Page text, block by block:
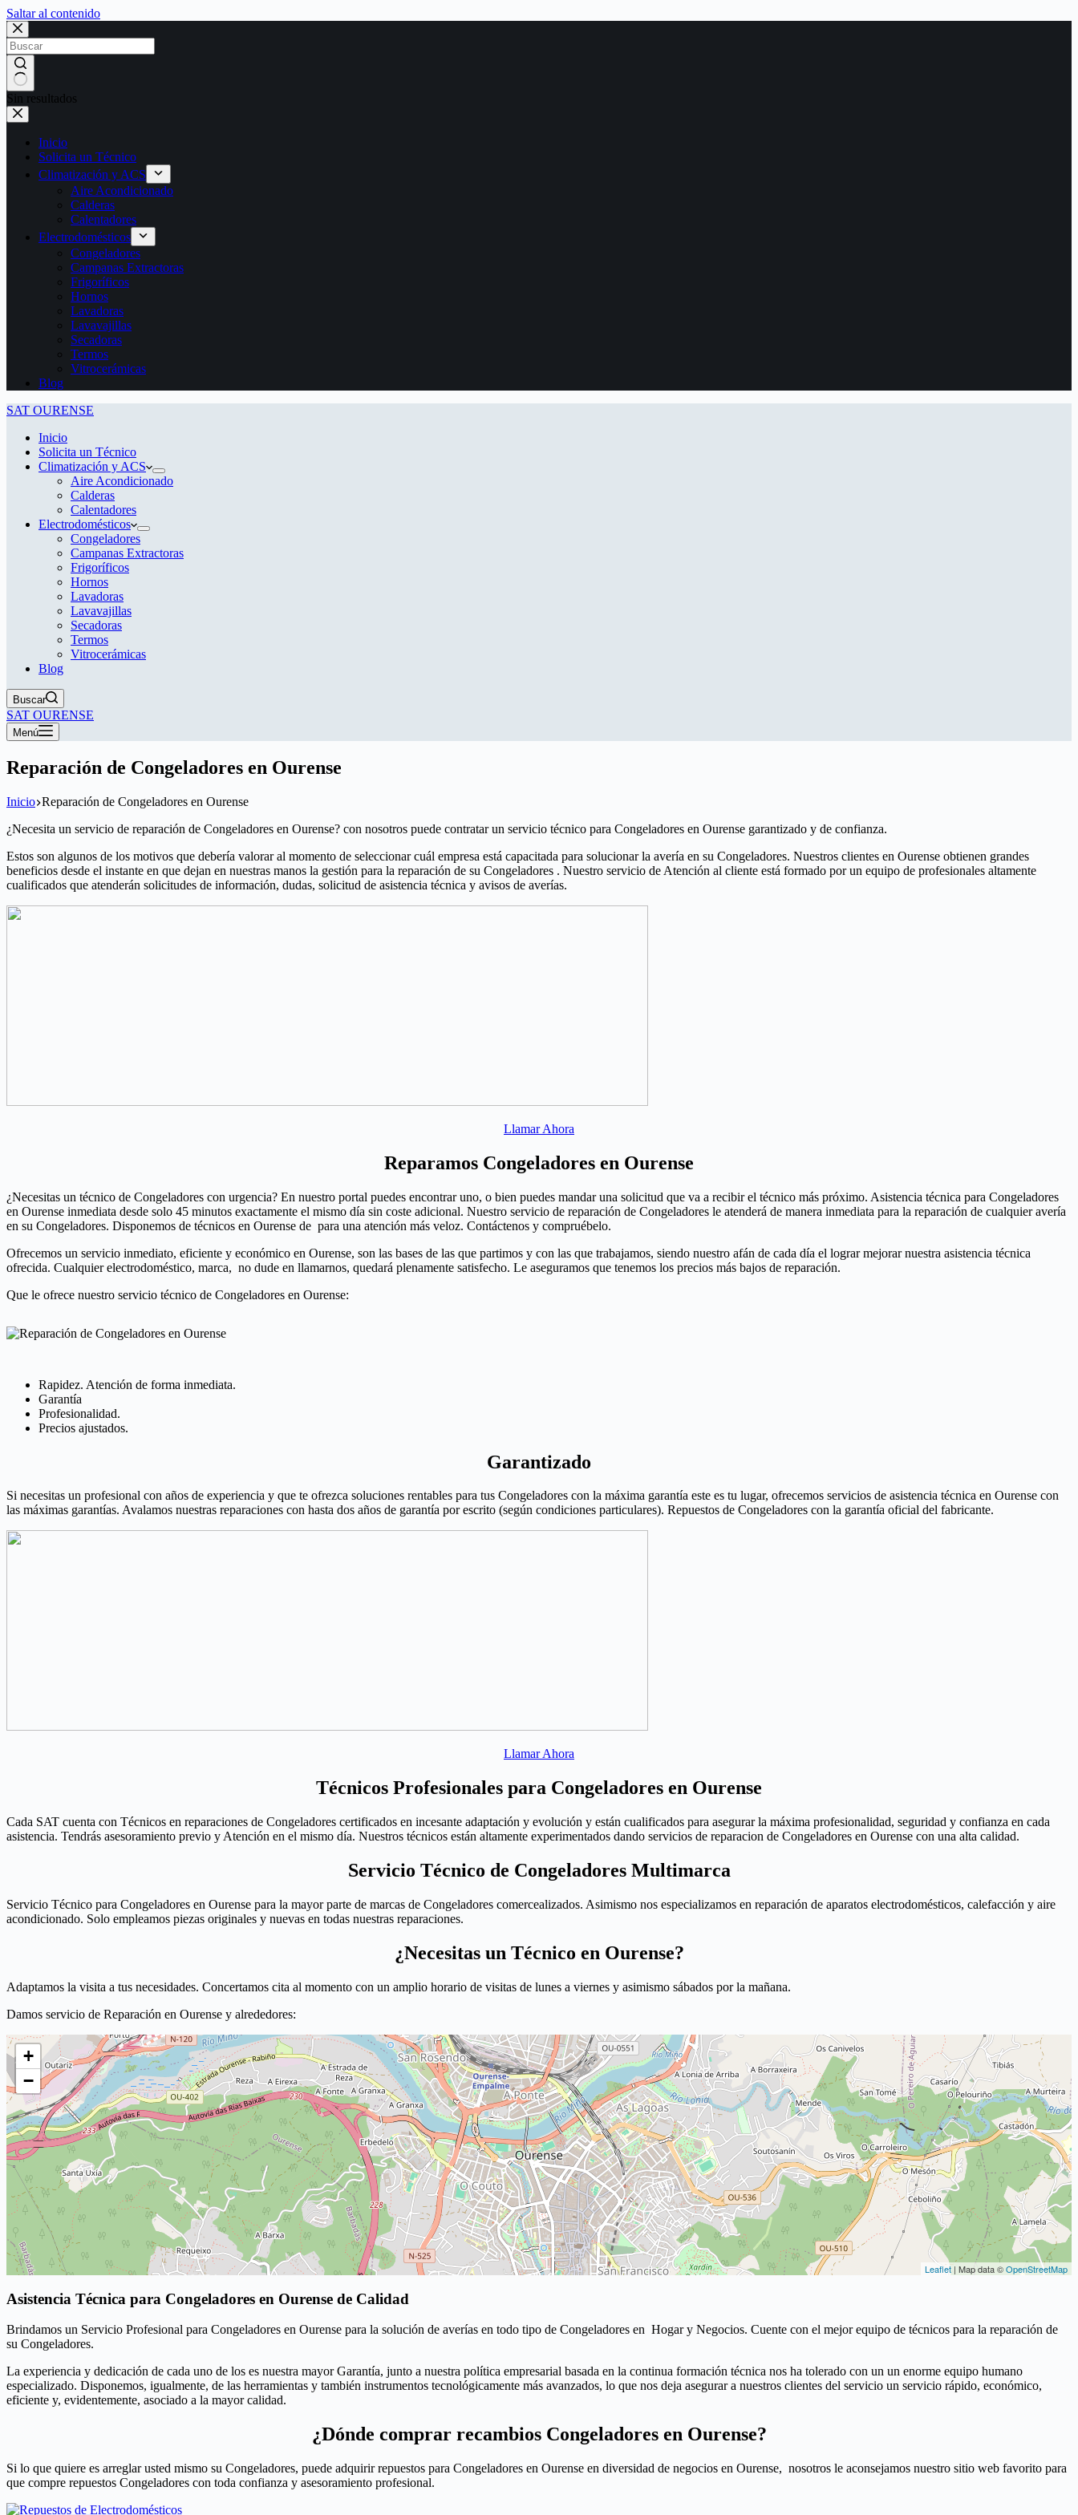
Saltar al contenido
Sin resultados
Inicio
Solicita un Técnico
Climatización y ACS
Aire Acondicionado
Calderas
Calentadores
Electrodomésticos
Congeladores
Campanas Extractoras
Frigoríficos
Hornos
Lavadoras
Lavavajillas
Secadoras
Termos
Vitrocerámicas
Blog
SAT OURENSE
Inicio
Solicita un Técnico
Climatización y ACS
Aire Acondicionado
Calderas
Calentadores
Electrodomésticos
Congeladores
Campanas Extractoras
Frigoríficos
Hornos
Lavadoras
Lavavajillas
Secadoras
Termos
Vitrocerámicas
Blog
Buscar
SAT OURENSE
Menú
Reparación de Congeladores en Ourense
Inicio Reparación de Congeladores en Ourense
¿Necesita un servicio de reparación de Congeladores en Ourense? con nosotros puede contratar un servicio técnico para Congeladores en Ourense garantizado y de confianza.
Estos son algunos de los motivos que debería valorar al momento de seleccionar cuál empresa está capacitada para solucionar la avería en su Congeladores. Nuestros clientes en Ourense obtienen grandes
beneficios desde el instante en que dejan en nuestras manos la gestión para la reparación de su Congeladores . Nuestro servicio de Atención al cliente está formado por un equipo de profesionales altamente
cualificados que atenderán solicitudes de información, dudas, solicitud de asistencia técnica y avisos de averías.
Llamar Ahora
Reparamos Congeladores en Ourense
¿Necesitas un técnico de Congeladores con urgencia? En nuestro portal puedes encontrar uno, o bien puedes mandar una solicitud que va a recibir el técnico más próximo. Asistencia técnica para Congeladores
en Ourense inmediata desde solo 45 minutos exactamente el mismo día sin coste adicional. Nuestro servicio de reparación de Congeladores le atenderá de manera inmediata para la reparación de cualquier avería
en su Congeladores. Disponemos de técnicos en Ourense de para una atención más veloz. Contáctenos y compruébelo.
Ofrecemos un servicio inmediato, eficiente y económico en Ourense, son las bases de las que partimos y con las que trabajamos, siendo nuestro afán de cada día el lograr mejorar nuestra asistencia técnica
ofrecida. Cualquier electrodoméstico, marca, no dude en llamarnos, quedará plenamente satisfecho. Le aseguramos que tenemos los precios más bajos de reparación.
Que le ofrece nuestro servicio técnico de Congeladores en Ourense:
Rapidez. Atención de forma inmediata.
Garantía
Profesionalidad.
Precios ajustados.
Garantizado
Si necesitas un profesional con años de experiencia y que te ofrezca soluciones rentables para tus Congeladores con la máxima garantía este es tu lugar, ofrecemos servicios de asistencia técnica en Ourense con
las máximas garantías. Avalamos nuestras reparaciones con hasta dos años de garantía por escrito (según condiciones particulares). Repuestos de Congeladores con la garantía oficial del fabricante.
Llamar Ahora
Técnicos Profesionales para Congeladores en Ourense
Cada SAT cuenta con Técnicos en reparaciones de Congeladores certificados en incesante adaptación y evolución y están cualificados para asegurar la máxima profesionalidad, seguridad y confianza en cada
asistencia. Tendrás asesoramiento previo y Atención en el mismo día. Nuestros técnicos están altamente experimentados dando servicios de reparacion de Congeladores en Ourense con una alta calidad.
Servicio Técnico de Congeladores Multimarca
Servicio Técnico para Congeladores en Ourense para la mayor parte de marcas de Congeladores comercealizados. Asimismo nos especializamos en reparación de aparatos electrodomésticos, calefacción y aire
acondicionado. Solo empleamos piezas originales y nuevas en todas nuestras reparaciones.
¿Necesitas un Técnico en Ourense?
Adaptamos la visita a tus necesidades. Concertamos cita al momento con un amplio horario de visitas de lunes a viernes y asimismo sábados por la mañana.
Damos servicio de Reparación en Ourense y alrededores:
+
−
Leaflet | Map data ©OpenStreetMap
Asistencia Técnica para Congeladores en Ourense de Calidad
Brindamos un Servicio Profesional para Congeladores en Ourense para la solución de averías en todo tipo de Congeladores en Hogar y Negocios. Cuente con el mejor equipo de técnicos para la reparación de
su Congeladores.
La experiencia y dedicación de cada uno de los es nuestra mayor Garantía, junto a nuestra política empresarial basada en la continua formación técnica nos ha tolerado con un un enorme equipo humano
especializado. Disponemos, igualmente, de las herramientas y también instrumentos tecnológicamente más avanzados, lo que nos deja asegurar a nuestros clientes del servicio un servicio rápido, económico,
eficiente y, evidentemente, asociado a la mayor calidad.
¿Dónde comprar recambios Congeladores en Ourense?
Si lo que quiere es arreglar usted mismo su Congeladores, puede adquirir repuestos para Congeladores en Ourense en diversidad de negocios en Ourense, nosotros le aconsejamos nuestro sitio web favorito para
que compre repuestos Congeladores con toda confianza y asesoramiento profesional.